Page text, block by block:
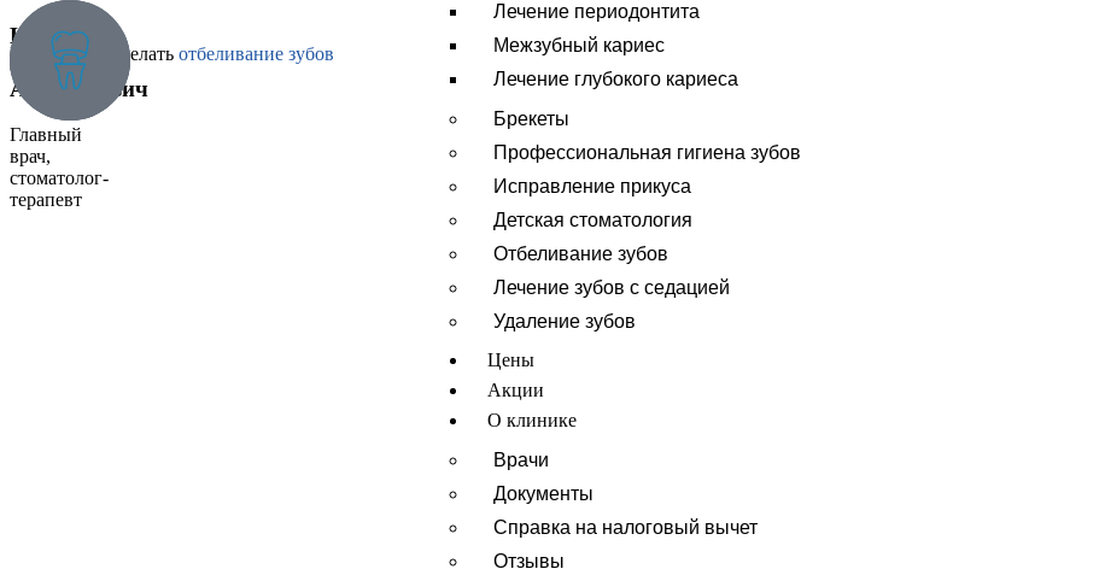
Лечение периодонтита
Межзубный кариес
Лечение глубокого кариеса
Брекеты
Профессиональная гигиена зубов
Исправление прикуса
Детская стоматология
Отбеливание зубов
Лечение зубов с седацией
Удаление зубов
Цены
Акции
О клинике
Врачи
Документы
Справка на налоговый вычет
Отзывы
Кузьмин
Иван
Анатольевич
Главный
врач,
стоматолог-
терапевт
Когда стоит сделать отбеливание зубов